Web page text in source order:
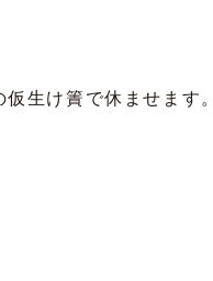
生け簀で休ませます